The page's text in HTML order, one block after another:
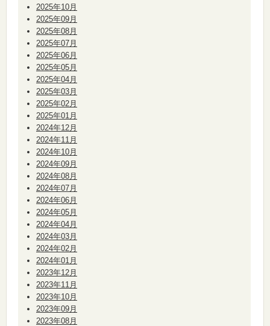
2025年10月
2025年09月
2025年08月
2025年07月
2025年06月
2025年05月
2025年04月
2025年03月
2025年02月
2025年01月
2024年12月
2024年11月
2024年10月
2024年09月
2024年08月
2024年07月
2024年06月
2024年05月
2024年04月
2024年03月
2024年02月
2024年01月
2023年12月
2023年11月
2023年10月
2023年09月
2023年08月